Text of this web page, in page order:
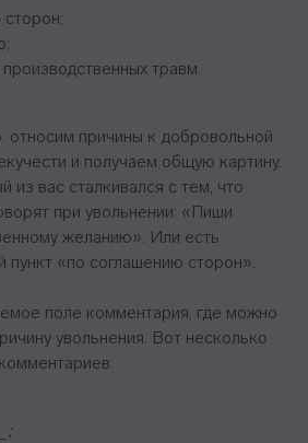
травм.
относим причины к добровольной
и получаем общую картину.
из вас сталкивался с тем, что
при увольнении: «Пиши
желанию». Или есть
пункт «по соглашению сторон».
поле комментария, где можно
увольнения. Вот несколько